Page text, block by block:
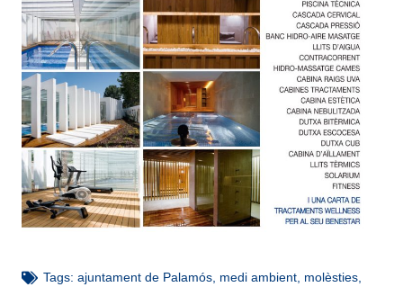
Tags: ajuntament de Palamós, medi ambient, molèsties,